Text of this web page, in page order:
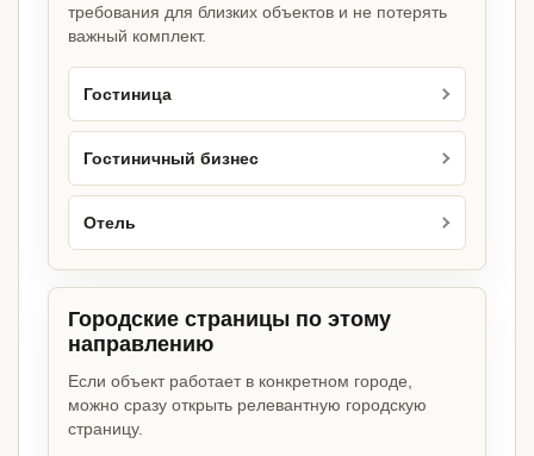
требования для близких объектов и не потерять
важный комплект.
Гостиница
Гостиничный бизнес
Отель
Городские страницы по этому
направлению
Если объект работает в конкретном городе,
можно сразу открыть релевантную городскую
страницу.